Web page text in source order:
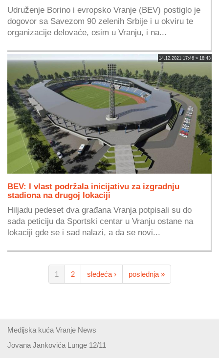
Udruženje Borino i evropsko Vranje (BEV) postiglo je
dogovor sa Savezom 90 zelenih Srbije i u okviru te
organizacije delovaće, osim u Vranju, i na...
14.12.2021 17:46 » 18:43
BEV: I vlast podržala inicijativu za izgradnju
stadiona na drugoj lokaciji
Hiljadu pedeset dva građana Vranja potpisali su do
sada peticiju da Sportski centar u Vranju ostane na
lokaciji gde se i sad nalazi, a da se novi...
1 2 sledeća › poslednja »
Medijska kuća Vranje News
Jovana Jankovića Lunge 12/11